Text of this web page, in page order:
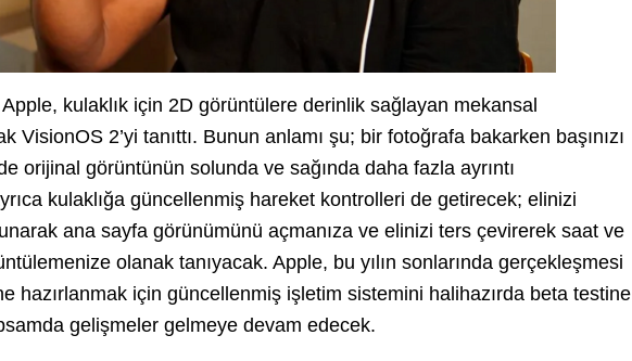
Apple, kulaklık için 2D görüntülere derinlik sağlayan mekansal
VisionOS 2’yi tanıttı. Bunun anlamı şu; bir fotoğrafa bakarken başınızı
orijinal görüntünün solunda ve sağında daha fazla ayrıntı
kulaklığa güncellenmiş hareket kontrolleri de getirecek; elinizi
ana sayfa görünümünü açmanıza ve elinizi ters çevirerek saat ve
olanak tanıyacak. Apple, bu yılın sonlarında gerçekleşmesi
hazırlanmak için güncellenmiş işletim sistemini halihazırda beta testine
gelişmeler gelmeye devam edecek.